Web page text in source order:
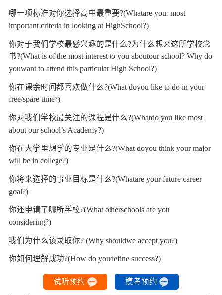
哪一项标准对你选择高中最重要?(Whatare your most
important criteria in looking at HighSchool?)
你对于我们学校最感兴趣的是什么?为什么想来这所学校念
书?(What is of the most interest to you aboutour school? Why do
youwant to attend this particular High School?)
你在课余时间都喜欢做什么?(What doyou like to do in your
free/spare time?)
你对我们学校最关注的课程是什么?(Whatdo you like most
about our school’s Academy?)
你在大学里想学的专业是什么?(What doyou think your major
will be in college?)
你将来选择的事业目标是什么?(Whatare your future career
goal?)
你还申请了哪所学校?(What otherschools are you
considering?)
我们为什么该录取你? (Why shouldwe accept you?)
你如何理解成功?(How do youdefine success?)
试听预约 模考预约